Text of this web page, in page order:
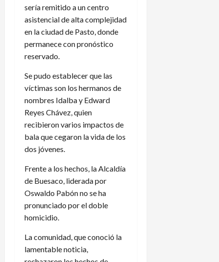
sería remitido a un centro
asistencial de alta complejidad
en la ciudad de Pasto, donde
permanece con pronóstico
reservado.
Se pudo establecer que las
víctimas son los hermanos de
nombres Idalba y Edward
Reyes Chávez, quien
recibieron varios impactos de
bala que cegaron la vida de los
dos jóvenes.
Frente a los hechos, la Alcaldía
de Buesaco, liderada por
Oswaldo Pabón no se ha
pronunciado por el doble
homicidio.
La comunidad, que conoció la
lamentable noticia,